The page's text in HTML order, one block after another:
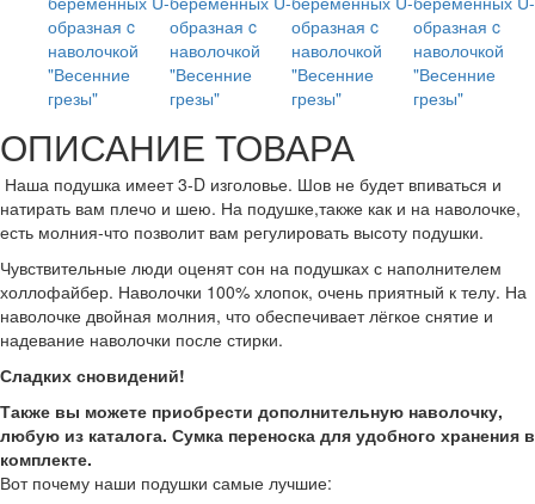
ОПИСАНИЕ ТОВАРА
Наша подушка имеет 3-D изголовье. Шов не будет впиваться и
натирать вам плечо и шею. На подушке,также как и на наволочке,
есть молния-что позволит вам регулировать высоту подушки.
Чувствительные люди оценят сон на подушках с наполнителем
холлофайбер. Наволочки 100% хлопок, очень приятный к телу. На
наволочке двойная молния, что обеспечивает лёгкое снятие и
надевание наволочки после стирки.
Сладких сновидений!
Также вы можете приобрести дополнительную наволочку,
любую из каталога. Сумка переноска для удобного хранения в
комплекте.
Вот почему наши подушки самые лучшие: